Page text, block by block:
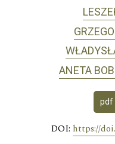
ANETA
pdf
DOI: https://